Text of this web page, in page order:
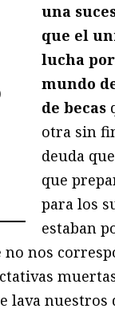
una
que el
lucha
mundo
de becas
otra sin
deuda
que
para los
estaban
nos
lava nuestros